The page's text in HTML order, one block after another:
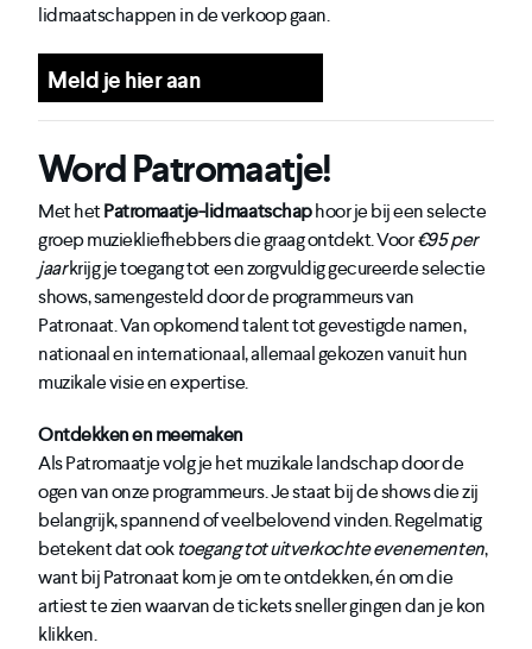
lidmaatschappen in de verkoop gaan.
Meld je hier aan
Word Patromaatje!
Met hetPatromaatje-lidmaatschaphoor je bij een selecte
groep muziekliefhebbers die graag ontdekt. Voor€95 per
jaarkrijg je toegang tot een zorgvuldig gecureerde selectie
shows, samengesteld door de programmeurs van
Patronaat. Van opkomend talent tot gevestigde namen,
nationaal en internationaal, allemaal gekozen vanuit hun
muzikale visie en expertise.
Ontdekken en meemaken
Als Patromaatje volg je het muzikale landschap door de
ogen van onze programmeurs. Je staat bij de shows die zij
belangrijk, spannend of veelbelovend vinden. Regelmatig
betekent dat ooktoegang tot uitverkochte evenementen,
want bij Patronaat kom je om te ontdekken, én om die
artiest te zien waarvan de tickets sneller gingen dan je kon
klikken.